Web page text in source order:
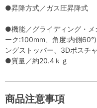
●昇降方式／ガス圧昇降式
●機能／グライディング・メ
ーク:100mm、角度:内側
ングストッパー、3Dポスチ
●質量／約20.4ｋｇ
商品注意事項